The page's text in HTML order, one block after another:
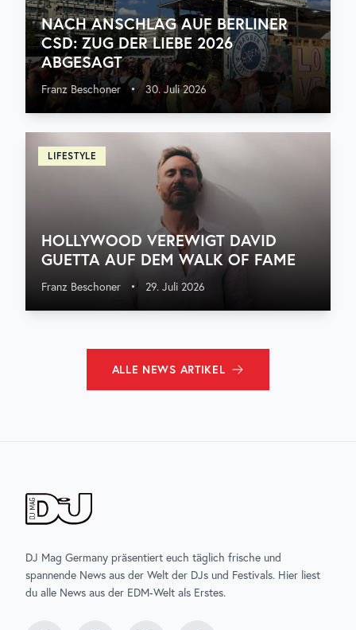
NACH ANSCHLAG AUF BERLINER
CSD: ZUG DER LIEBE 2026
ABGESAGT
Franz Beschoner • 30. Juli 2026
LIFESTYLE
HOLLYWOOD VEREWIGT DAVID
GUETTA AUF DEM WALK OF FAME
Franz Beschoner • 29. Juli 2026
ALLE NEWS ARTIKEL
DJ Mag Germany präsentiert euch täglich frische und
spannende News aus der Welt der DJs und Festivals. Hier liest
du alle News aus der EDM-Welt als Erstes.